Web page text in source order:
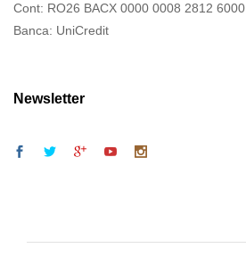
Cont: RO26 BACX 0000 0008 2812 6000
Banca: UniCredit
Newsletter